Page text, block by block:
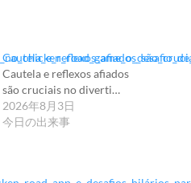
Cautela e reflexos afiados
são cruciais no diverti…
2026年8月3日
今日の出来事